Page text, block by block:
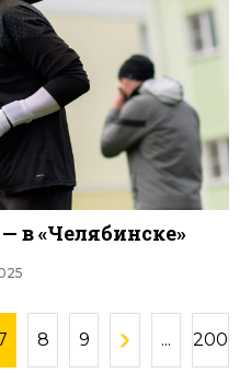
в «Челябинске»
8 9 ... 200